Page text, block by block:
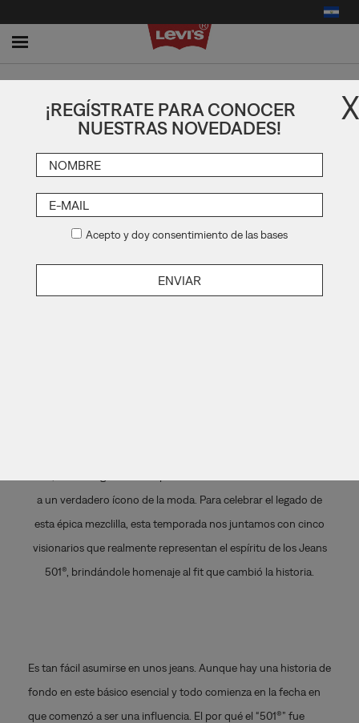
Toggle
JEANS 501®
EL FIT QUE CAMBIÓ LA HISTORIA
a un verdadero ícono de la moda. Para celebrar el legado de
esta épica mezclilla, esta temporada nos juntamos con cinco
visionarios que realmente representan el espíritu de los Jeans
501®, brindándole homenaje al fit que cambió la historia.
Es tan fácil asumirse en unos jeans. Aunque hay una historia de
fondo en este básico esencial y todo comienza en la fecha en
que comenzó a ser una influencia. El por qué el “501®” fue
X
¡REGÍSTRATE PARA CONOCER
NUESTRAS NOVEDADES!
Acepto y doy consentimiento de las bases